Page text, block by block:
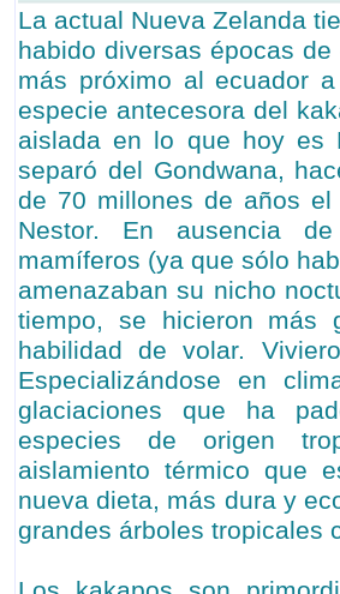
La actual Nueva Zelanda
habido diversas épocas
más próximo al ecuador
especie antecesora del
aislada en lo que hoy es
separó del Gondwana,
de 70 millones de años
Nestor. En ausencia
mamíferos (ya que sólo
amenazaban su nicho
tiempo, se hicieron más
habilidad de volar.
Especializándose en
glaciaciones que ha
especies de origen
aislamiento térmico que
nueva dieta, más dura y
grandes árboles tropicales